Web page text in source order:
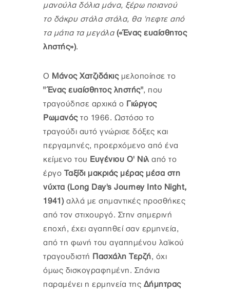
μανούλα δόλια μάνα, ξέρω ποιανού
το δάκρυ στάλα στάλα, θα 'πεφτε από
τα μάτια τα μεγάλα(«Ένας ευαίσθητος
ληστής»).
Ο Μάνος Χατζιδάκις μελοποίησε το
"Ένας ευαίσθητος ληστής", που
τραγούδησε αρχικά ο Γιώργος
Ρωμανόςτο 1966. Ωστόσο το
τραγούδι αυτό γνώρισε δόξες και
περγαμηνές, προερχόμενο από ένα
κείμενο του Ευγένιου Ο' Νιλ από το
έργο Ταξίδι μακριάς μέρας μέσα στη
νύχτα (Long Day's Journey Into Night,
1941)αλλά με σημαντικές προσθήκες
από τον στιχουργό. Στην σημερινή
εποχή, έχει αγαπηθεί σαν ερμηνεία,
από τη φωνή του αγαπημένου λαϊκού
τραγουδιστή Πασχάλη Τερζή, όχι
όμως δισκογραφημένη. Σπάνια
παραμένει η ερμηνεία της Δήμητρας